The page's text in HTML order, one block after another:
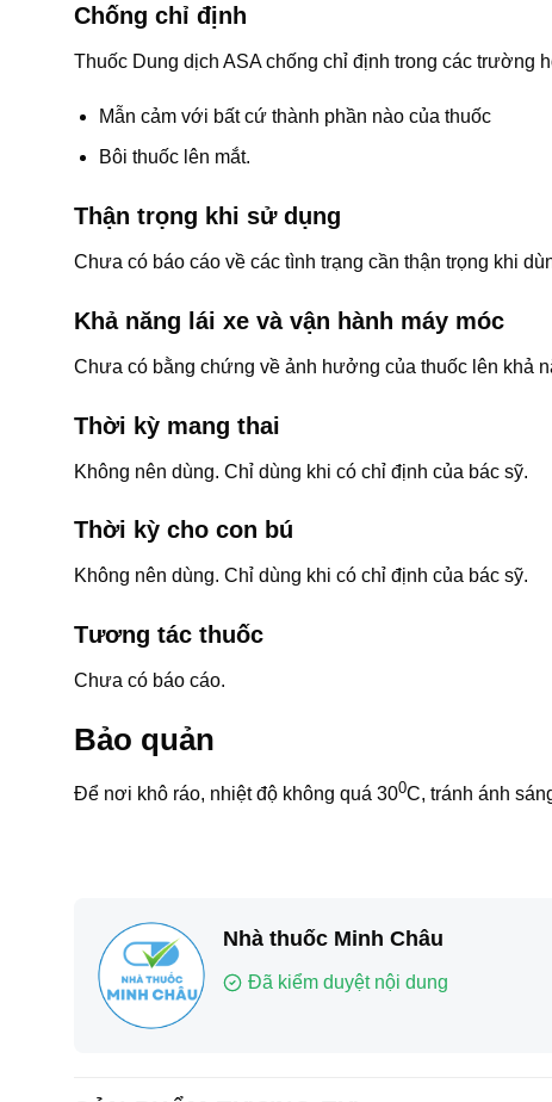
Chống chỉ định
Thuốc Dung dịch ASA chống chỉ định trong các trường
Mẫn cảm với bất cứ thành phần nào của thuốc
Bôi thuốc lên mắt.
Thận trọng khi sử dụng
Chưa có báo cáo về các tình trạng cần thận trọng khi
Khả năng lái xe và vận hành máy móc
Chưa có bằng chứng về ảnh hưởng của thuốc lên khả
Thời kỳ mang thai
Không nên dùng. Chỉ dùng khi có chỉ định của bác sỹ.
Thời kỳ cho con bú
Không nên dùng. Chỉ dùng khi có chỉ định của bác sỹ.
Tương tác thuốc
Chưa có báo cáo.
Bảo quản
Để nơi khô ráo, nhiệt độ không quá 300C, tránh ánh
Nhà thuốc Minh Châu
Đã kiểm duyệt nội dung